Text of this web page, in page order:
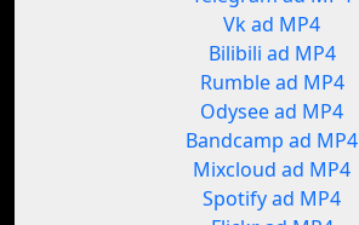
Vk ad MP4
Bilibili ad MP4
Rumble ad MP4
Odysee ad MP4
Bandcamp ad MP4
Mixcloud ad MP4
Spotify ad MP4